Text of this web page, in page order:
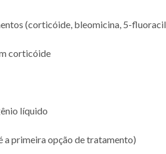
(corticóide, bleomicina, 5-
corticóide
líquido
a primeira opção de tratamento)